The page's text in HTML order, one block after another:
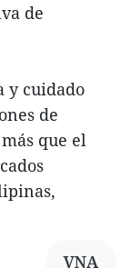
de
y cuidado
de
que el
VNA